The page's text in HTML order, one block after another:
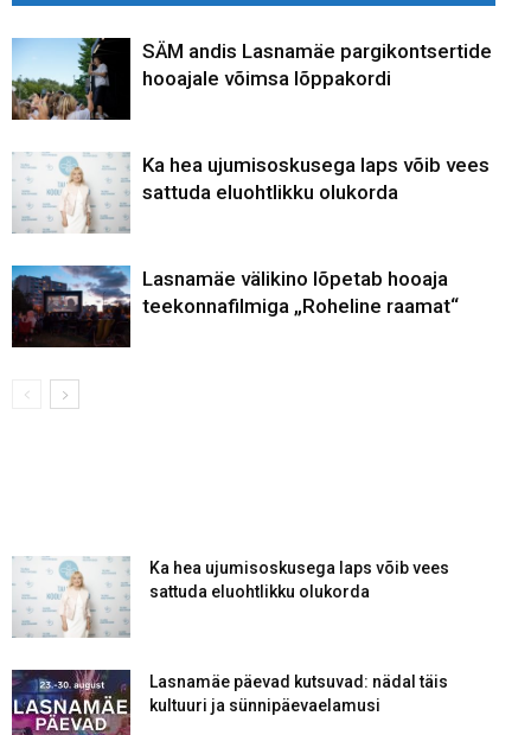
SÄM andis Lasnamäe pargikontsertide
hooajale võimsa lõppakordi
Ka hea ujumisoskusega laps võib vees
sattuda eluohtlikku olukorda
Lasnamäe välikino lõpetab hooaja
teekonnafilmiga „Roheline raamat“
Ka hea ujumisoskusega laps võib vees
sattuda eluohtlikku olukorda
Lasnamäe päevad kutsuvad: nädal täis
kultuuri ja sünnipäevaelamusi